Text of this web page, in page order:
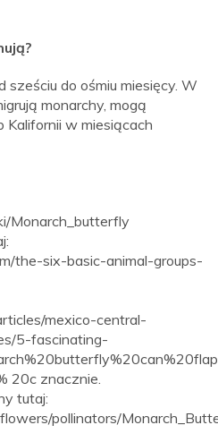
sześciu do ośmiu miesięcy. W
monarchy, mogą
Kalifornii w miesiącach
Monarch_butterfly
the-six-basic-animal-groups-
mexico-central-
5-fascinating-
20c znacznie.
tutaj:
pollinators/